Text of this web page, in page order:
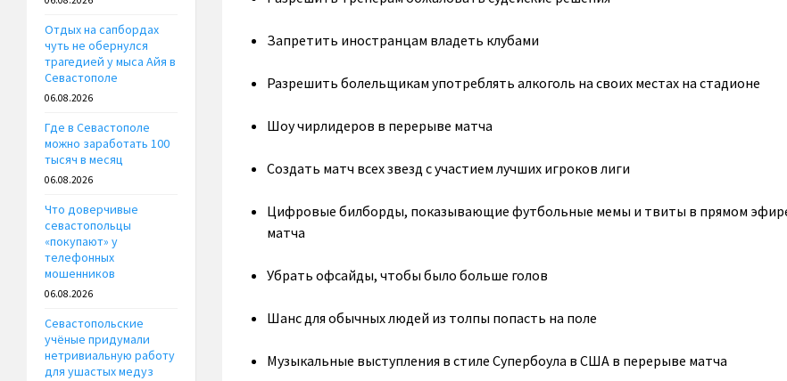
Запретить иностранцам владеть клубами
Разрешить болельщикам употреблять алкоголь на своих местах на стадионе
Шоу чирлидеров в перерыве матча
Создать матч всех звезд с участием лучших игроков лиги
Цифровые билборды, показывающие футбольные мемы и твиты в прямом
матча
Убрать офсайды, чтобы было больше голов
Шанс для обычных людей из толпы попасть на поле
Музыкальные выступления в стиле Супербоула в США в перерыве матча
Отдых на сапбордах
чуть не обернулся
трагедией у мыса Айя в
Севастополе
06.08.2026
Где в Севастополе
можно заработать 100
тысяч в месяц
06.08.2026
Что доверчивые
севастопольцы
«покупают» у
телефонных
мошенников
06.08.2026
Севастопольские
учёные придумали
нетривиальную работу
для ушастых медуз